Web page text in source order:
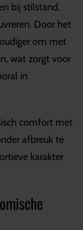
bij stilstand,
Door het
om met
wat zorgt voor
in
comfort met
afbreuk te
karakter